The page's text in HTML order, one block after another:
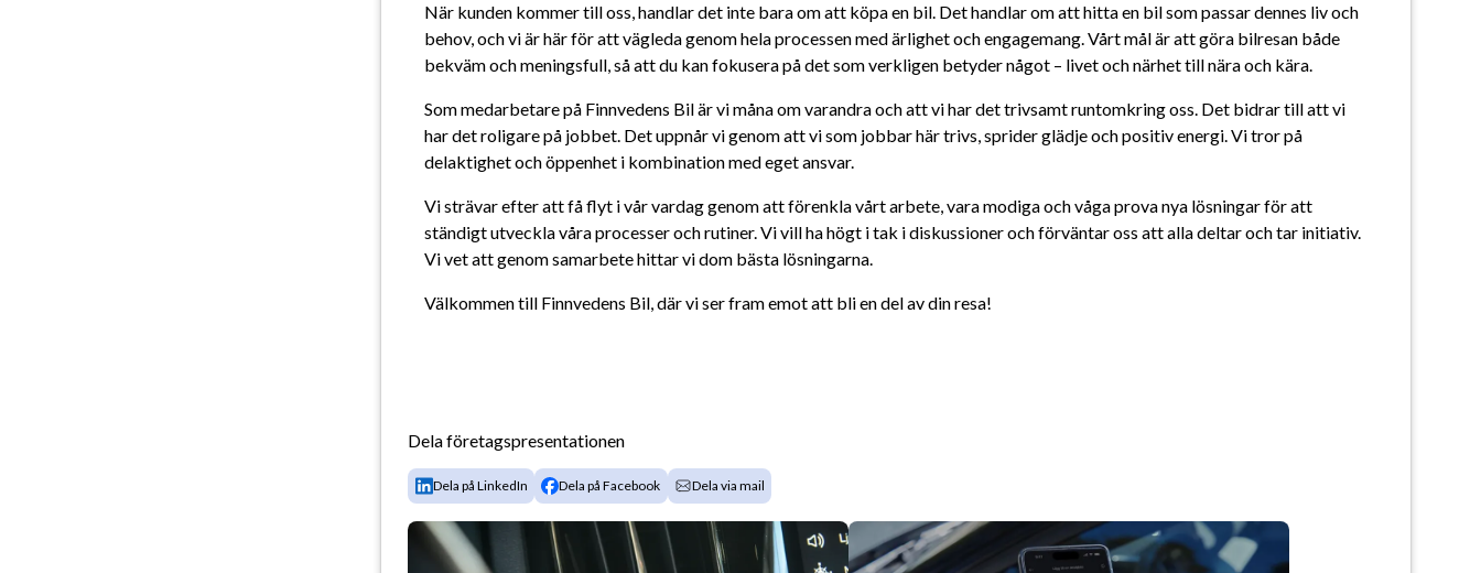
När kunden kommer till oss, handlar det inte bara om att köpa en bil. Det handlar om att hitta en bil som passar dennes liv och
behov, och vi är här för att vägleda genom hela processen med ärlighet och engagemang. Vårt mål är att göra bilresan både
bekväm och meningsfull, så att du kan fokusera på det som verkligen betyder något – livet och närhet till nära och kära.
Som medarbetare på Finnvedens Bil är vi måna om varandra och att vi har det trivsamt runtomkring oss. Det bidrar till att vi
har det roligare på jobbet. Det uppnår vi genom att vi som jobbar här trivs, sprider glädje och positiv energi. Vi tror på
delaktighet och öppenhet i kombination med eget ansvar.
Vi strävar efter att få flyt i vår vardag genom att förenkla vårt arbete, vara modiga och våga prova nya lösningar för att
ständigt utveckla våra processer och rutiner. Vi vill ha högt i tak i diskussioner och förväntar oss att alla deltar och tar initiativ.
Vi vet att genom samarbete hittar vi dom bästa lösningarna.
Välkommen till Finnvedens Bil, där vi ser fram emot att bli en del av din resa!
Dela företagspresentationen
Dela på LinkedIn Dela på Facebook Dela via mail